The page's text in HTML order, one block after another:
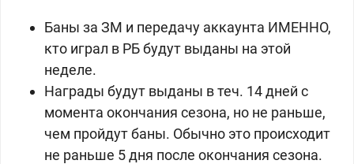
Баны за ЗМ и передачу аккаунта ИМЕННО,
кто играл в РБ будут выданы на этой
неделе.
Награды будут выданы в теч. 14 дней с
момента окончания сезона, но не раньше,
чем пройдут баны. Обычно это происходит
не раньше 5 дня после окончания сезона.